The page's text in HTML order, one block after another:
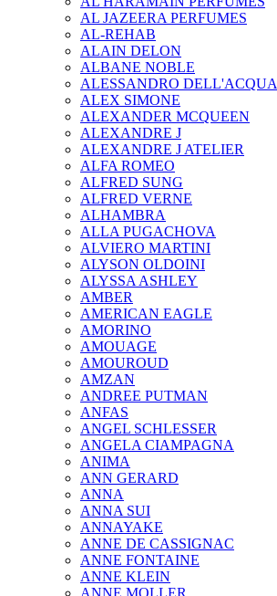
AL JAZEERA PERFUMES
AL-REHAB
ALAIN DELON
ALBANE NOBLE
ALESSANDRO DELL'ACQUA
ALEX SIMONE
ALEXANDER MCQUEEN
ALEXANDRE J
ALEXANDRE J ATELIER
ALFA ROMEO
ALFRED SUNG
ALFRED VERNE
ALHAMBRA
ALLA PUGACHOVA
ALVIERO MARTINI
ALYSON OLDOINI
ALYSSA ASHLEY
AMBER
AMERICAN EAGLE
AMORINO
AMOUAGE
AMOUROUD
AMZAN
ANDREE PUTMAN
ANFAS
ANGEL SCHLESSER
ANGELA CIAMPAGNA
ANIMA
ANN GERARD
ANNA
ANNA SUI
ANNAYAKE
ANNE DE CASSIGNAC
ANNE FONTAINE
ANNE KLEIN
ANNE MOLLER